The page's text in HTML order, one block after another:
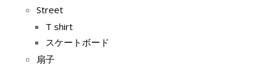
Street
T shirt
スケートボード
扇子